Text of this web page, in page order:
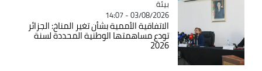
Catégorie
بيئة
03/08/2026 - 14:07
الاتفاقية الأممية بشأن تغير المناخ: الجزائر
تودع مساهمتها الوطنية المحددة لسنة
2026